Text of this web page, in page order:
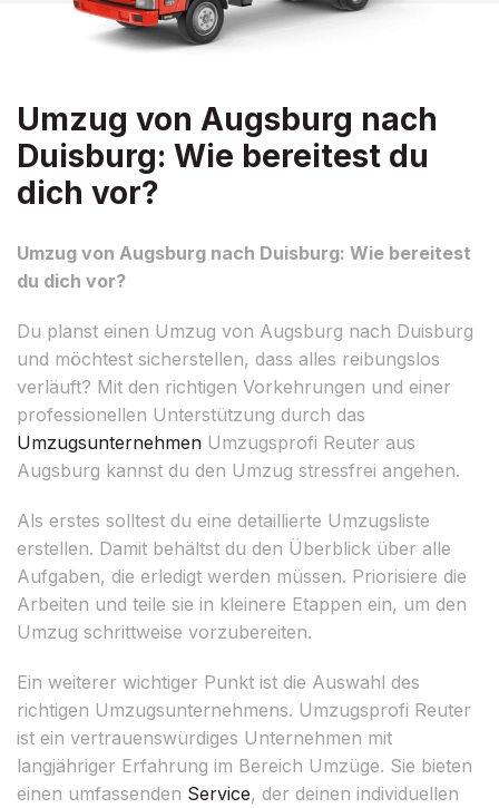
Umzug von Augsburg nach
Duisburg: Wie bereitest du
dich vor?
Umzug von Augsburg nach Duisburg: Wie bereitest
du dich vor?
Du planst einen Umzug von Augsburg nach Duisburg
und möchtest sicherstellen, dass alles reibungslos
verläuft? Mit den richtigen Vorkehrungen und einer
professionellen Unterstützung durch das
Umzugsunternehmen Umzugsprofi Reuter aus
Augsburg kannst du den Umzug stressfrei angehen.
Als erstes solltest du eine detaillierte Umzugsliste
erstellen. Damit behältst du den Überblick über alle
Aufgaben, die erledigt werden müssen. Priorisiere die
Arbeiten und teile sie in kleinere Etappen ein, um den
Umzug schrittweise vorzubereiten.
Ein weiterer wichtiger Punkt ist die Auswahl des
richtigen Umzugsunternehmens. Umzugsprofi Reuter
ist ein vertrauenswürdiges Unternehmen mit
langjähriger Erfahrung im Bereich Umzüge. Sie bieten
einen umfassenden Service, der deinen individuellen